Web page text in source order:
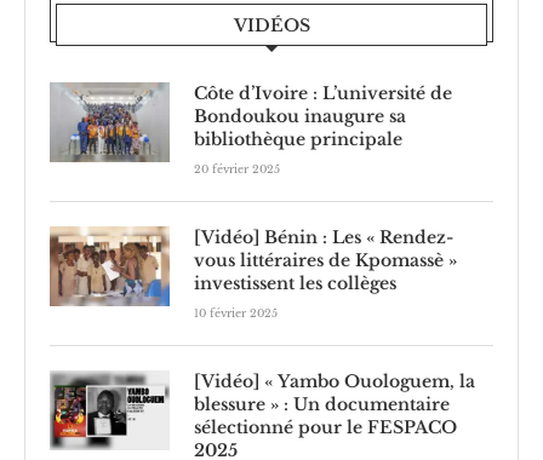
VIDÉOS
Côte d’Ivoire : L’université de
Bondoukou inaugure sa
bibliothèque principale
20 février 2025
[Vidéo] Bénin : Les « Rendez-
vous littéraires de Kpomassè »
investissent les collèges
10 février 2025
[Vidéo] « Yambo Ouologuem, la
blessure » : Un documentaire
sélectionné pour le FESPACO
2025